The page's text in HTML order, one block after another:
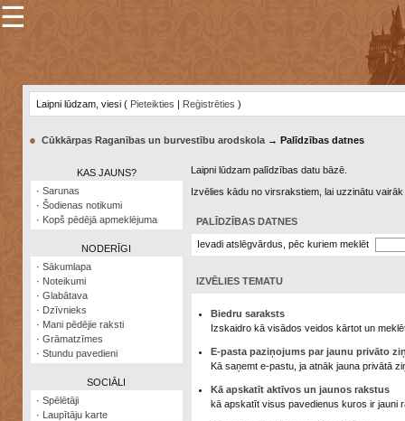
×
Šodienas
notikumi
Visatcera
almanahs
Arhīvs
☰
Laipni lūdzam, viesi ( Pieteikties | Reģistrēties )
● Cūkkārpas Raganības un burvestību arodskola→ Palīdzības datnes
KAS JAUNS?
· Sarunas
· Šodienas notikumi
· Kopš pēdējā apmeklējuma
NODERĪGI
· Sākumlapa
· Noteikumi
· Glabātava
· Dzīvnieks
· Mani pēdējie raksti
· Grāmatzīmes
· Stundu pavedieni
SOCIĀLI
· Spēlētāji
· Laupītāju karte
Laipni lūdzam palīdzības datu bāzē.
Izvēlies kādu no virsrakstiem, lai uzzinātu
PALĪDZĪBAS DATNES
Ievadi atslēgvārdus, pēc kuriem meklēt
IZVĒLIES TEMATU
Biedru saraksts
Izskaidro kā visādos veidos kārtot un
E-pasta paziņojums par jaunu privāto
Kā saņemt e-pastu, ja atnāk jauna privātā
Kā apskatīt aktīvos un jaunos rakstus
kā apskatīt visus pavedienus kuros ir jauni